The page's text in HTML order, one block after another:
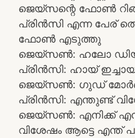
ജെയ്സന്റെ ഫോൺ
പ്രിൻസി എന്ന പേര്
ഫോൺ എടുത്തു
ജെയ്സൺ: ഹലോ
പ്രിൻസി: ഹായ്
ജെയ്സൺ: ഗുഡ്
പ്രിൻസി: എന്തുണ്ട്
ജെയ്സൺ: എനിക്ക്
വിശേഷം ആട്ടെ എന്ത്